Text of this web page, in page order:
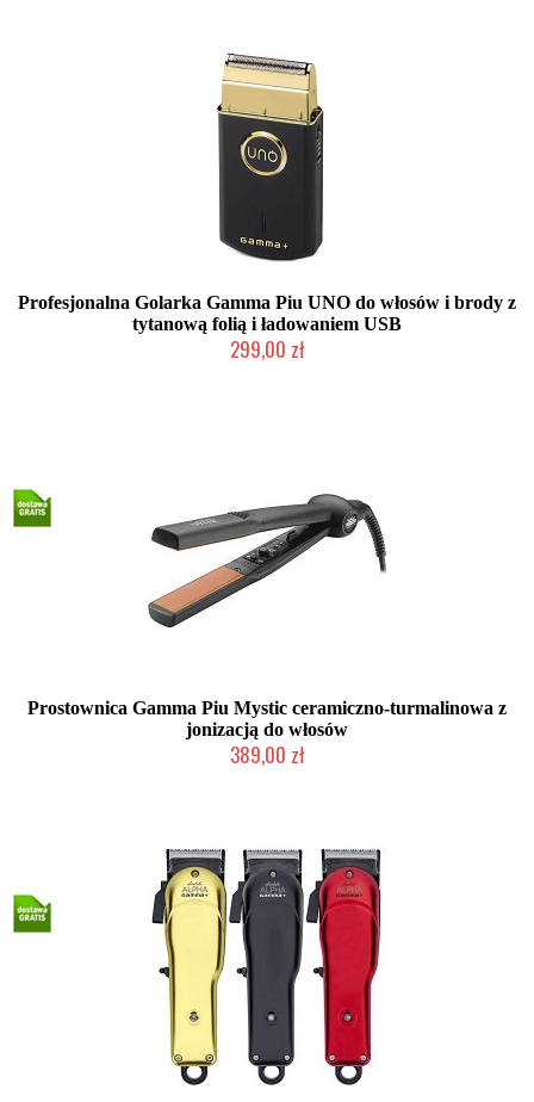
Profesjonalna Golarka Gamma Piu UNO do włosów i brody z
tytanową folią i ładowaniem USB
299,00 zł
Prostownica Gamma Piu Mystic ceramiczno-turmalinowa z
jonizacją do włosów
389,00 zł